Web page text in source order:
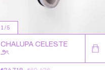
1 /5
CHALUPA CELESTE
౨ৎ